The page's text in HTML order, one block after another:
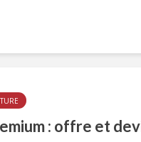
: offre et